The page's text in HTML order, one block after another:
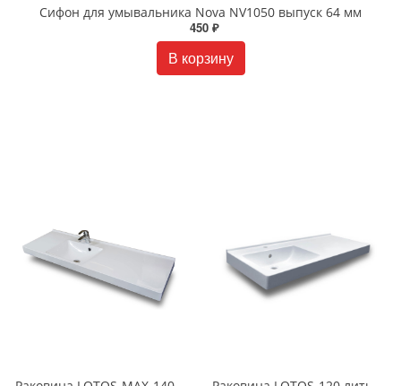
Сифон для умывальника Nova NV1050 выпуск 64 мм
450 ₽
В корзину